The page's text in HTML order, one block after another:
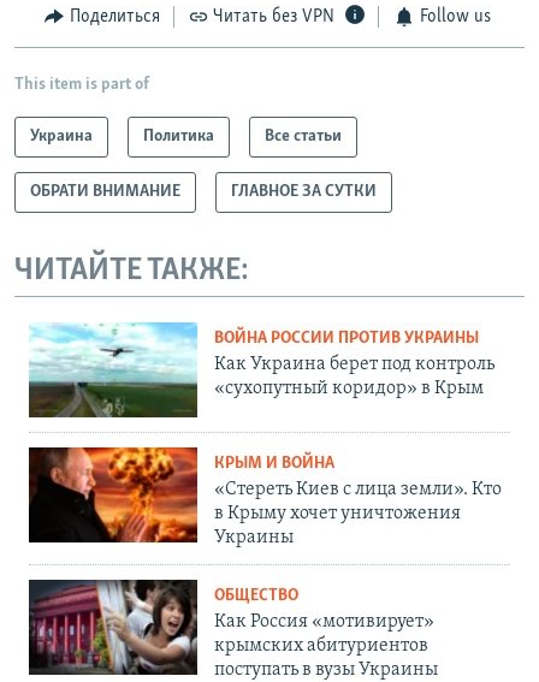
Поделиться Читать без VPN Follow us
This item is part of
Украина Политика Все статьи
ОБРАТИ ВНИМАНИЕ ГЛАВНОЕ ЗА СУТКИ
ЧИТАЙТЕ ТАКЖЕ:
ВОЙНА РОССИИ ПРОТИВ УКРАИНЫ
Как Украина берет под контроль
«сухопутный коридор» в Крым
КРЫМ И ВОЙНА
«Стереть Киев с лица земли». Кто
в Крыму хочет уничтожения
Украины
ОБЩЕСТВО
Как Россия «мотивирует»
крымских абитуриентов
поступать в вузы Украины